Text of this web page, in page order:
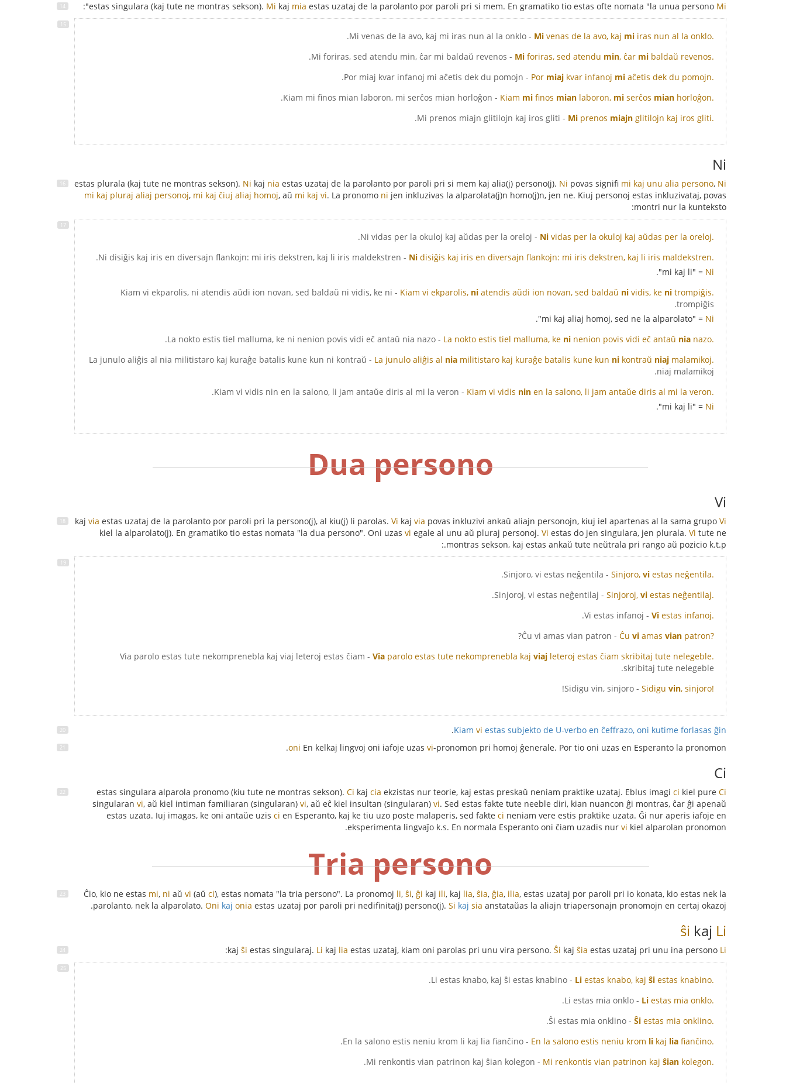
Mi
Mi kaj mia estas uzataj de la parolanto por paroli pri si mem. En gramatiko tio estas ofte nomata "la unua persono":
Mi venas de la avo, kaj mi iras nun al la onklo.
- Mi venas de la avo, kaj mi iras nun al la onklo.
Mi foriras, sed atendu min, ĉar mi baldaŭ revenos.
- Mi foriras, sed atendu min, ĉar mi baldaŭ revenos.
Por miaj kvar infanoj mi aĉetis dek du pomojn.
- Por miaj kvar infanoj mi aĉetis dek du pomojn.
Kiam mi finos mian laboron, mi serĉos mian horloĝon.
- Kiam mi finos mian laboron, mi serĉos mian horloĝon.
Mi prenos miajn glitilojn kaj iros gliti.
- Mi prenos miajn glitilojn kaj iros gliti.
Ni
Ni
Ni kaj nia estas uzataj de la parolanto por paroli pri si mem kaj alia(j) persono(j). Ni povas signifi mi kaj unu alia persono,
mi kaj pluraj aliaj personoj, mi kaj ĉiuj aliaj homoj, aŭ mi kaj vi. La pronomo ni jen inkluzivas la alparolata(j)n homo(j)n, jen ne. Kiuj personoj estas inkluzivataj, povas
montri nur la kunteksto:
Ni vidas per la okuloj kaj aŭdas per la oreloj.
- Ni vidas per la okuloj kaj aŭdas per la oreloj.
Ni disiĝis kaj iris en diversajn flankojn: mi iris dekstren, kaj li iris maldekstren.
- Ni disiĝis kaj iris en diversajn flankojn: mi iris dekstren, kaj li iris maldekstren.
Ni
= "mi kaj li".
Kiam vi ekparolis, ni atendis aŭdi ion novan, sed baldaŭ ni vidis, ke ni trompiĝis.
- Kiam vi ekparolis, ni atendis aŭdi ion novan, sed baldaŭ ni vidis, ke ni
trompiĝis.
Ni
= "mi kaj aliaj homoj, sed ne la alparolato".
La nokto estis tiel malluma, ke ni nenion povis vidi eĉ antaŭ nia nazo.
- La nokto estis tiel malluma, ke ni nenion povis vidi eĉ antaŭ nia nazo.
La junulo aliĝis al nia militistaro kaj kuraĝe batalis kune kun ni kontraŭ niaj malamikoj.
- La junulo aliĝis al nia militistaro kaj kuraĝe batalis kune kun ni kontraŭ
niaj malamikoj.
Kiam vi vidis nin en la salono, li jam antaŭe diris al mi la veron.
- Kiam vi vidis nin en la salono, li jam antaŭe diris al mi la veron.
Ni
= "mi kaj li".
Dua persono
Vi
Vi
via estas uzataj de la parolanto por paroli pri la persono(j), al kiu(j) li parolas. Vi kaj via povas inkluzivi ankaŭ aliajn personojn, kiuj iel apartenas al la sama grupo
kiel la alparolato(j). En gramatiko tio estas nomata "la dua persono". Oni uzas vi egale al unu aŭ pluraj personoj. Vi estas do jen singulara, jen plurala. Vi tute ne
montras sekson, kaj estas ankaŭ tute neŭtrala pri rango aŭ pozicio k.t.p.:
Sinjoro, vi estas neĝentila.
- Sinjoro, vi estas neĝentila.
Sinjoroj, vi estas neĝentilaj.
- Sinjoroj, vi estas neĝentilaj.
Vi estas infanoj.
- Vi estas infanoj.
Ĉu vi amas vian patron?
- Ĉu vi amas vian patron?
Via parolo estas tute nekomprenebla kaj viaj leteroj estas ĉiam skribitaj tute nelegeble.
- Via parolo estas tute nekomprenebla kaj viaj leteroj estas ĉiam
skribitaj tute nelegeble.
Sidigu vin, sinjoro!
- Sidigu vin, sinjoro!
Kiam vi estas subjekto de U-verbo en ĉeffrazo, oni kutime forlasas ĝin
.
En kelkaj lingvoj oni iafoje uzas vi-pronomon pri homoj ĝenerale. Por tio oni uzas en Esperanto la pronomon
oni
.
Ci
Ci
Ci kaj cia ekzistas nur teorie, kaj estas preskaŭ neniam praktike uzataj. Eblus imagi ci kiel pure
singularan vi, aŭ kiel intiman familiaran (singularan) vi, aŭ eĉ kiel insultan (singularan) vi. Sed estas fakte tute neeble diri, kian nuancon ĝi montras, ĉar ĝi apenaŭ
estas uzata. Iuj imagas, ke oni antaŭe uzis ci en Esperanto, kaj ke tiu uzo poste malaperis, sed fakte ci neniam vere estis praktike uzata. Ĝi nur aperis iafoje en
eksperimenta lingvaĵo k.s. En normala Esperanto oni ĉiam uzadis nur vi kiel alparolan pronomon.
Tria persono
Ĉio, kio ne estas mi, ni aŭ vi (aŭ ci), estas nomata "la tria persono". La pronomoj li, ŝi, ĝi kaj ili, kaj lia, ŝia, ĝia, ilia, estas uzataj por paroli pri io konata, kio estas nek la
parolanto, nek la alparolato. Oni kaj onia estas uzataj por paroli pri nedifinita(j) persono(j). Si kaj sia anstataŭas la aliajn triapersonajn pronomojn en certaj okazoj.
Li
ŝi
Li
ŝi estas singularaj. Li kaj lia estas uzataj, kiam oni parolas pri unu vira persono. Ŝi kaj ŝia estas uzataj pri unu ina persono:
Li estas knabo, kaj ŝi estas knabino.
- Li estas knabo, kaj ŝi estas knabino.
Li estas mia onklo.
- Li estas mia onklo.
Ŝi estas mia onklino.
- Ŝi estas mia onklino.
En la salono estis neniu krom li kaj lia fianĉino.
- En la salono estis neniu krom li kaj lia fianĉino.
Mi renkontis vian patrinon kaj ŝian kolegon.
- Mi renkontis vian patrinon kaj ŝian kolegon.